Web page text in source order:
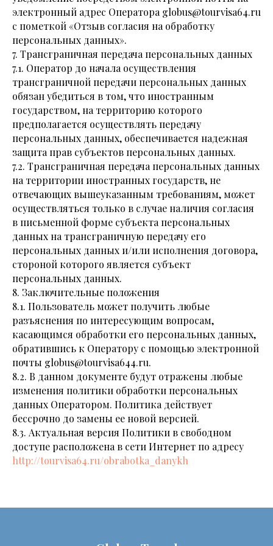
электронный адрес Оператора globus@tourvisa64.ru
с пометкой «Отзыв согласия на обработку
персональных данных».
7. Трансграничная передача персональных данных
7.1. Оператор до начала осуществления
трансграничной передачи персональных данных
обязан убедиться в том, что иностранным
государством, на территорию которого
предполагается осуществлять передачу
персональных данных, обеспечивается надежная
защита прав субъектов персональных данных.
7.2. Трансграничная передача персональных данных
на территории иностранных государств, не
отвечающих вышеуказанным требованиям, может
осуществляться только в случае наличия согласия
в письменной форме субъекта персональных
данных на трансграничную передачу его
персональных данных и/или исполнения договора,
стороной которого является субъект
персональных данных.
8. Заключительные положения
8.1. Пользователь может получить любые
разъяснения по интересующим вопросам,
касающимся обработки его персональных данных,
обратившись к Оператору с помощью электронной
почты globus@tourvisa644.ru.
8.2. В данном документе будут отражены любые
изменения политики обработки персональных
данных Оператором. Политика действует
бессрочно до замены ее новой версией.
8.3. Актуальная версия Политики в свободном
доступе расположена в сети Интернет по адресу
http://tourvisa64.ru/obrabotka_danykh